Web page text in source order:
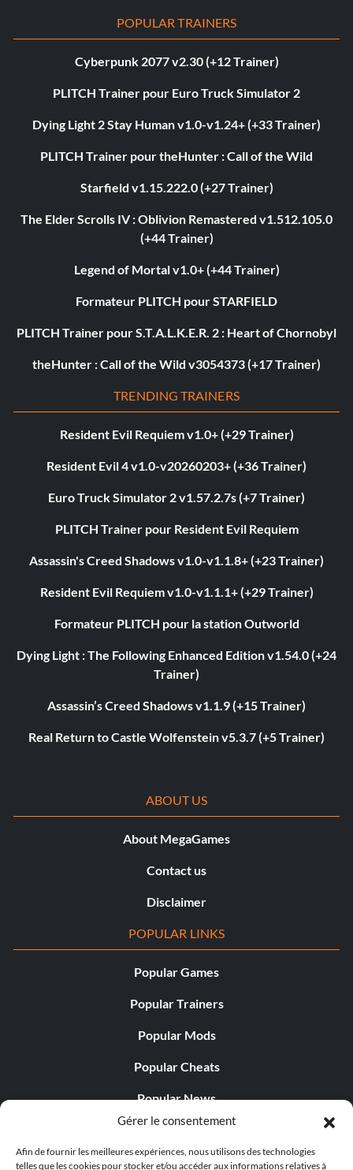
Gérer le consentement
Afin de fournir les meilleures expériences, nous utilisons des technologies
telles que les cookies pour stocker et/ou accéder aux informations relatives à
POPULAR TRAINERS
Cyberpunk 2077 v2.30 (+12 Trainer)
PLITCH Trainer pour Euro Truck Simulator 2
Dying Light 2 Stay Human v1.0-v1.24+ (+33 Trainer)
PLITCH Trainer pour theHunter : Call of the Wild
Starfield v1.15.222.0 (+27 Trainer)
The Elder Scrolls IV : Oblivion Remastered v1.512.105.0
(+44 Trainer)
Legend of Mortal v1.0+ (+44 Trainer)
Formateur PLITCH pour STARFIELD
PLITCH Trainer pour S.T.A.L.K.E.R. 2 : Heart of Chornobyl
theHunter : Call of the Wild v3054373 (+17 Trainer)
TRENDING TRAINERS
Resident Evil Requiem v1.0+ (+29 Trainer)
Resident Evil 4 v1.0-v20260203+ (+36 Trainer)
Euro Truck Simulator 2 v1.57.2.7s (+7 Trainer)
PLITCH Trainer pour Resident Evil Requiem
Assassin's Creed Shadows v1.0-v1.1.8+ (+23 Trainer)
Resident Evil Requiem v1.0-v1.1.1+ (+29 Trainer)
Formateur PLITCH pour la station Outworld
Dying Light : The Following Enhanced Edition v1.54.0 (+24
Trainer)
Assassin’s Creed Shadows v1.1.9 (+15 Trainer)
Real Return to Castle Wolfenstein v5.3.7 (+5 Trainer)
ABOUT US
About MegaGames
Contact us
Disclaimer
POPULAR LINKS
Popular Games
Popular Trainers
Popular Mods
Popular Cheats
Popular News
Popular Editorials
Popular Free Games